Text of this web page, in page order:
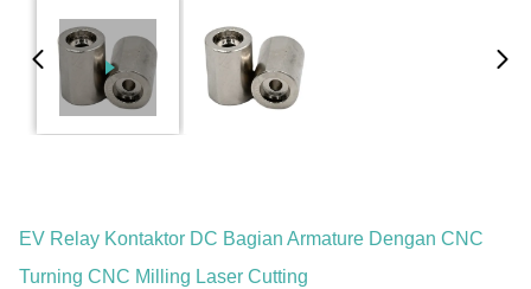
EV Relay Kontaktor DC Bagian Armature Dengan CNC
Turning CNC Milling Laser Cutting